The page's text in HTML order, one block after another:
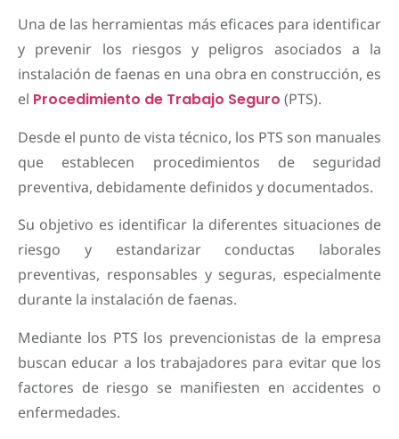
Una de las herramientas más eficaces para identificar
y prevenir los riesgos y peligros asociados a la
instalación de faenas en una obra en construcción, es
el Procedimiento de Trabajo Seguro (PTS).
Desde el punto de vista técnico, los PTS son manuales
que establecen procedimientos de seguridad
preventiva, debidamente definidos y documentados.
Su objetivo es identificar la diferentes situaciones de
riesgo y estandarizar conductas laborales
preventivas, responsables y seguras, especialmente
durante la instalación de faenas.
Mediante los PTS los prevencionistas de la empresa
buscan educar a los trabajadores para evitar que los
factores de riesgo se manifiesten en accidentes o
enfermedades.